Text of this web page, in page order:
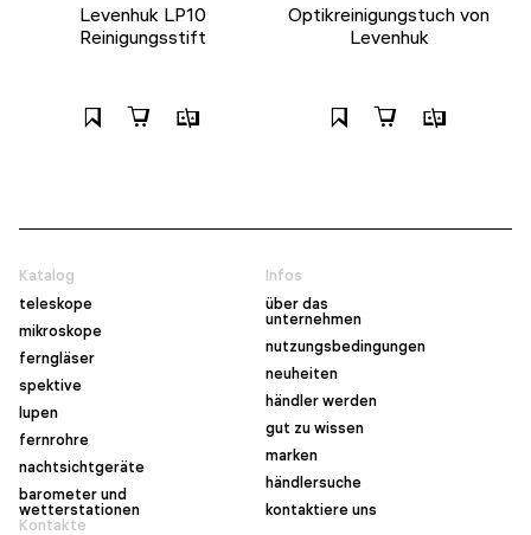
Levenhuk LP10
Reinigungsstift
Optikreinigungstuch von
Levenhuk
Katalog
teleskope
mikroskope
ferngläser
spektive
lupen
fernrohre
nachtsichtgeräte
barometer und
wetterstationen
Infos
über das
unternehmen
nutzungsbedingungen
neuheiten
händler werden
gut zu wissen
marken
händlersuche
kontaktiere uns
Kontakte